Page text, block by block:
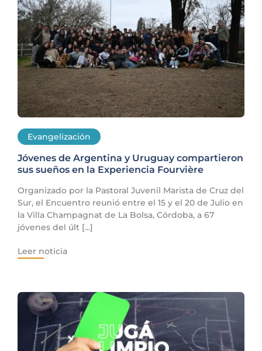
Evangelización
Jóvenes de Argentina y Uruguay compartieron
sus sueños en la Experiencia Fourvière
Organizado por la Pastoral Juvenil Marista de Cruz del
Sur, el Encuentro reunió entre el 15 y el 20 de Julio en
la Villa Champagnat de La Bolsa, Córdoba, a 67
jóvenes del últ [...]
Leer noticia